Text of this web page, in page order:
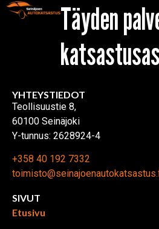
Täyden
YHTEYSTIEDOT
Teollisuustie 8,
60100 Seinäjoki
Y-tunnus: 2628924-4
+358 40 192 7332
SIVUT
Etusivu